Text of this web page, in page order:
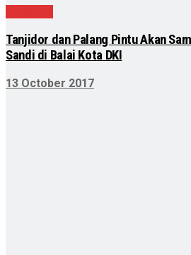
Tanjidor dan Palang Pintu Akan
Sandi di Balai Kota DKI
13 October 2017